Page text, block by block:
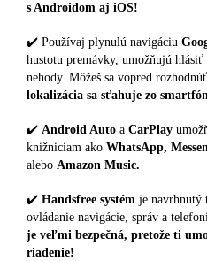
s Androidom aj iOS!
✔️ Používaj plynulú navigáciu
hustotu premávky, umožňujú
nehody. Môžeš sa vopred
lokalizácia sa sťahuje zo
✔️ Android Auto a CarPlay
knižniciam ako WhatsApp,
alebo Amazon Music.
✔️ Handsfree systém je navrhnutý
ovládanie navigácie, správ a
je veľmi bezpečná, pretože ti
riadenie!